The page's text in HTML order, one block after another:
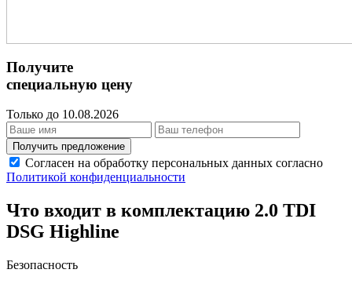
Получите
специальную цену
Только до 10.08.2026
Получить предложение
Согласен на обработку персональных данных согласно
Политикой конфиденциальности
Что входит в комплектацию 2.0 TDI
DSG Highline
Безопасность